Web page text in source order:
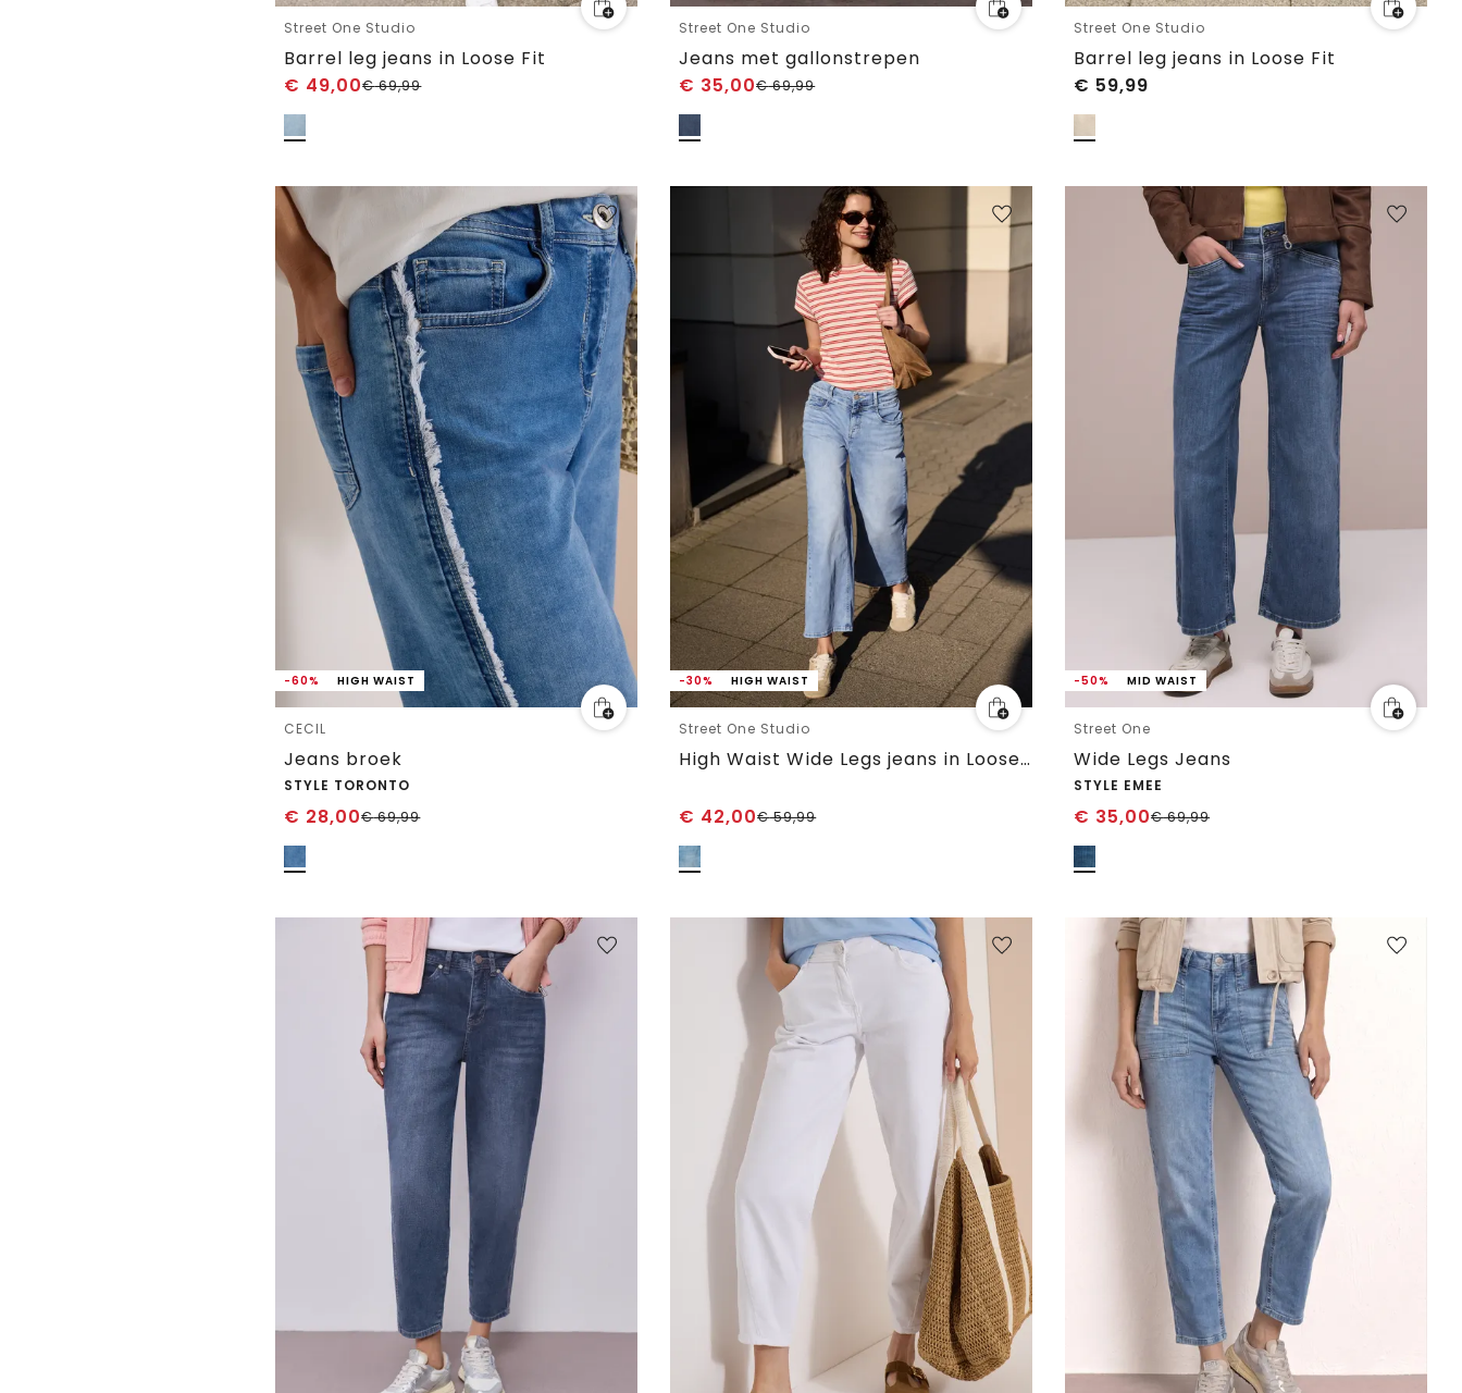
Street One Studio
Barrel leg jeans in Loose Fit
€ 49,00€69,99
Street One Studio
Jeans met gallonstrepen
€ 35,00€69,99
Street One Studio
Barrel leg jeans in Loose Fit
€ 59,99
-60% HIGH WAIST
CECIL
Jeans broek
STYLE TORONTO
€ 28,00€69,99
-30% HIGH WAIST
Street One Studio
High Waist Wide Legs jeans in Loose Fit
€ 42,00€59,99
-50% MID WAIST
Street One
Wide Legs Jeans
STYLE EMEE
€ 35,00€69,99